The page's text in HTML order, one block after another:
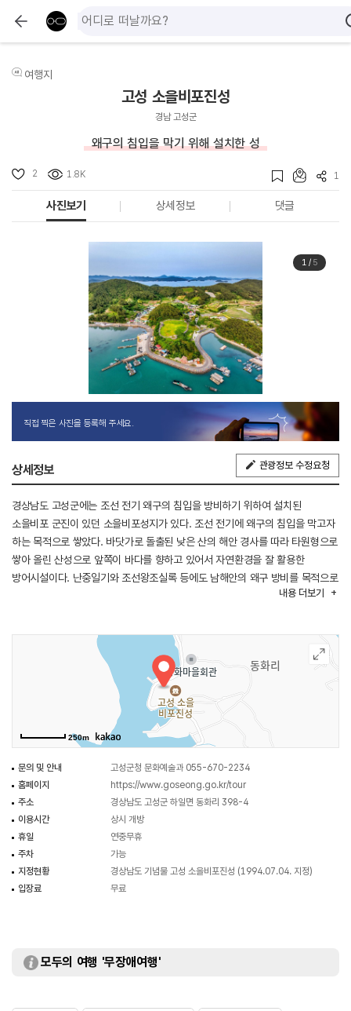
여행지
고성 소을비포진성
경남 고성군
왜구의 침입을 막기 위해 설치한 성
2 1.8K 1
사진보기 상세정보 댓글
1/ 5
직접 찍은 사진을 등록해 주세요.
상세정보 관광정보 수정요청
경상남도 고성군에는 조선 전기 왜구의 침입을 방비하기 위하여 설치된
소을비포 군진이 있던 소을비포성지가 있다. 조선 전기에 왜구의 침입을 막고자
하는 목적으로 쌓았다. 바닷가로 돌출된 낮은 산의 해안 경사를 따라 타원형으로
쌓아 올린 산성으로 앞쪽이 바다를 향하고 있어서 자연환경을 잘 활용한
방어시설이다. 난중일기와 조선왕조실록 등에도 남해안의 왜구 방비를 목적으로
진이나 보를 설치하였다고 기록이 남아 있는데, 이곳이 그러한 군사시설 중에
고성현 관아를 옮기면서 군사적으로 매우 중요시되었던 것으로 전해진다. =
내용 더보기
250m
문의 및 안내
고성군청 문화예술과 055-670-2234
홈페이지
https://www.goseong.go.kr/tour
주소
경상남도 고성군 하일면 동화리 398-4
이용시간
상시 개방
휴일
연중무휴
주차
가능
지정현황
경상남도 기념물 고성 소을비포진성 (1994.07.04. 지정)
입장료
무료
모두의 여행 '무장애여행'